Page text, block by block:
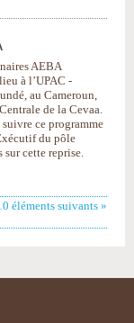
AEBA
à l’UPAC -
au Cameroun,
de la Cevaa.
ce programme
du pôle
sur cette reprise.
éléments suivants »